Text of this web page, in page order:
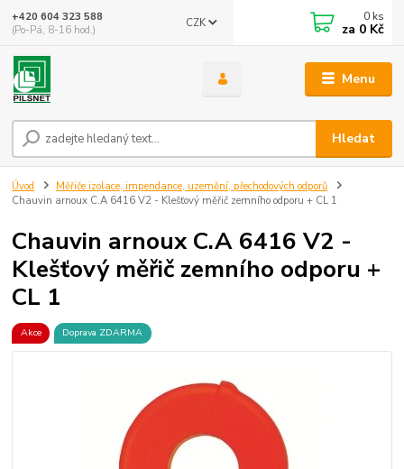
Menu
CZK
Hledat
+420 604 323 588
(Po-Pá, 8-16 hod.)
0 ks
za 0 Kč
Úvod
Měřiče izolace, impendance, uzemění, přechodových odporů
Chauvin arnoux C.A 6416 V2 - Klešťový měřič zemního odporu + CL 1
Chauvin arnoux C.A 6416 V2 -
Klešťový měřič zemního odporu +
CL 1
Akce Doprava ZDARMA